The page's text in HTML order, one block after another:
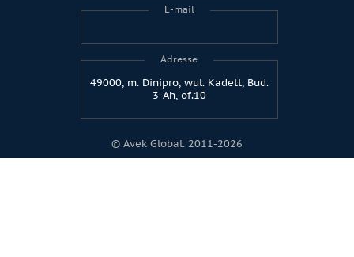
© Avek Global. 2011-2026
E-mail
Adresse
49000, m. Dinipro, wul. Kadett, Bud.
3-Ah, of.10